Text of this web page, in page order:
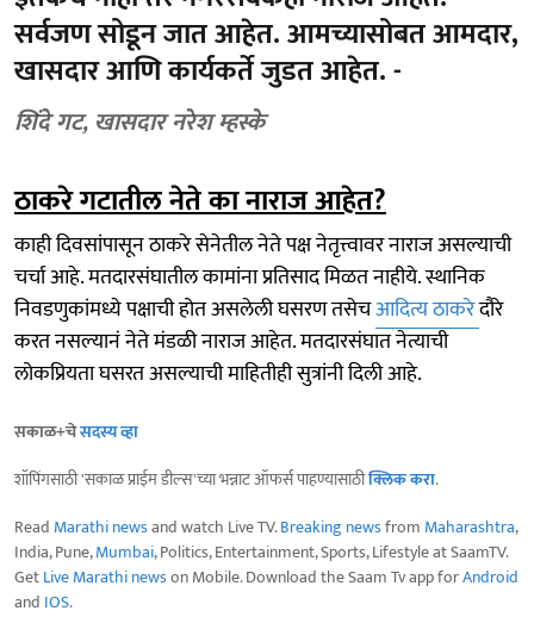
सर्वजण सोडून जात आहेत. आमच्यासोबत आमदार,
खासदार आणि कार्यकर्ते जुडत आहेत. -
शिंदे गट, खासदार नरेश म्हस्के
ठाकरे गटातील नेते का नाराज आहेत?
काही दिवसांपासून ठाकरे सेनेतील नेते पक्ष नेतृत्त्वावर नाराज असल्याची
चर्चा आहे. मतदारसंघातील कामांना प्रतिसाद मिळत नाहीये. स्थानिक
निवडणुकांमध्ये पक्षाची होत असलेली घसरण तसेचआदित्य ठाकरेदौरे
करत नसल्यानं नेते मंडळी नाराज आहेत. मतदारसंघात नेत्याची
लोकप्रियता घसरत असल्याची माहितीही सुत्रांनी दिली आहे.
सकाळ+चेसदस्य व्हा
शॉपिंगसाठी 'सकाळ प्राईम डील्स'च्या भन्नाट ऑफर्स पाहण्यासाठीक्लिक करा.
Read Marathi newsand watch Live TV.Breaking newsfrom Maharashtra,
India, Pune,Mumbai, Politics, Entertainment, Sports, Lifestyle at SaamTV.
GetLive Marathi newson Mobile. Download the Saam Tv app forAndroid
and IOS.